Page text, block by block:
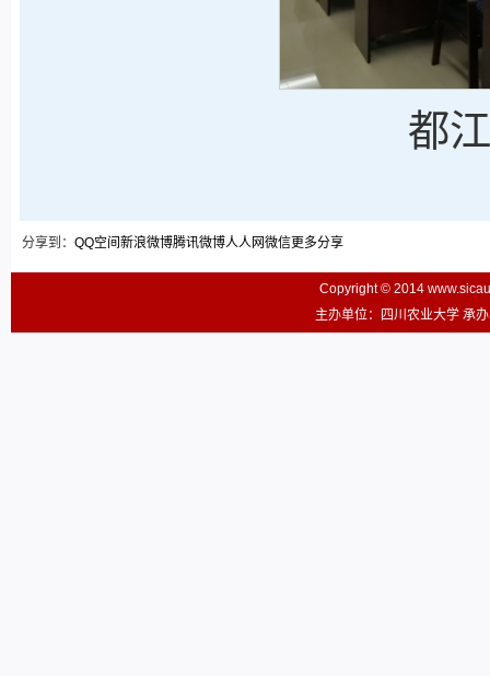
都
分享到： QQ空间 新浪微博腾讯微博人人网微信更多分享
Copyright © 2014
主办单位：四川农业大学 承